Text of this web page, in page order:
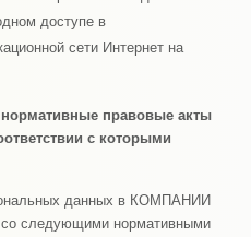
доступе в
сети Интернет на
правовые акты
с которыми
данных в КОМПАНИИ
со следующими нормативными